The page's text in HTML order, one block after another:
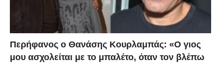
Περήφανος ο Θανάσης Κουρλαμπάς: «Ο γιος
μου ασχολείται με το μπαλέτο, όταν τον βλέπω